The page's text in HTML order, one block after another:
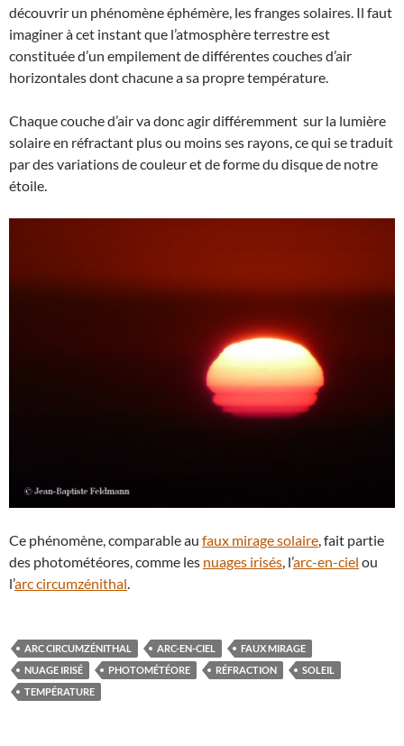
découvrir un phénomène éphémère, les franges solaires. Il faut
imaginer à cet instant que l’atmosphère terrestre est
constituée d’un empilement de différentes couches d’air
horizontales dont chacune a sa propre température.
Chaque couche d’air va donc agir différemment sur la lumière
solaire en réfractant plus ou moins ses rayons, ce qui se traduit
par des variations de couleur et de forme du disque de notre
étoile.
Ce phénomène, comparable au faux mirage solaire, fait partie
des photométéores, comme les nuages irisés, l’arc-en-ciel ou
l’arc circumzénithal.
ARC CIRCUMZÉNITHAL ARC-EN-CIEL
FAUX MIRAGE
NUAGE IRISÉ
PHOTOMÉTÉORE RÉFRACTION
SOLEIL
TEMPÉRATURE